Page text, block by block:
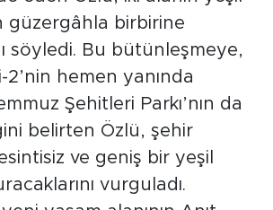
güzergâhla birbirine
söyledi. Bu bütünleşmeye,
2’nin hemen yanında
Şehitleri Parkı’nın da
belirten Özlü, şehir
ve geniş bir yeşil
vurguladı.